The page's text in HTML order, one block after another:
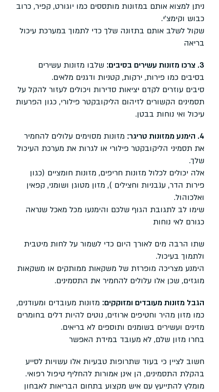
ניתן למצוא אותם במזונות מותססים כמו יוגורט, קפיר, כרוב
כבוש וקימצ'י.
שקול לשלב אותם בתזונה שלך כדי לתמוך במערכת עיכול
בריאה
3. צרכו מזונות עשירים בסיבים:
שלבו מזונות עשירים
בסיבים כמו פירות, ירקות, קטניות ודגנים מלאים.
סיבים עוזרים לקדם יציאות סדירות ויכולים לעזור להקל על
תסמינים הקשורים לזיהום הליקובקטר פילורי, כגון הפרעות
עיכול ואי נוחות בבטן.
4. הימנע ממזונות טריגר:
מזונות מסוימים עלולים להחמיר
את תסמיני הליקובקטר פילורי או לגרות את מערכת העיכול
שלך.
אלה יכולים לכלול מזונות חריפים, מזונות חומציים (כגון
פירות הדר, עגבניות וחצילים ), מזון מטוגן ושומני, קפאין
ואלכוהול.
שימו לב לתגובת הגוף שלכם והימנעו מכל מאכל שנראה
כגורם לאי נוחות
שתו הרבה מים לאורך היום כדי לשמור על לחות מיטבית
ולתמוך בעיכול.
הימנע מצריכה מופרזת של משקאות ממותקים או משקאות
מוגזים, שכן אלו עלולים להחמיר את התסמינים.
הגבל מזונות מעובדים ומזוקקים: מזונות מעובדים ומעודנים,
כמו מזון מהיר וחטיפים ארוזים, נוטים להיות דלים בחומרים
מזינים ועשירים בשומנים ותוספים לא בריאים.
בחרו מזון שלם, לא מעובד במידת האפשר
חשוב לציין כי בעוד שתרופות טבעיות אלו עשויות לסייע
בהקלת התסמינים, הן אינן אמורות להחליף טיפול רפואי.
מומלץ להתייעץ עם איש מקצוע בתחום הבריאות לאבחון